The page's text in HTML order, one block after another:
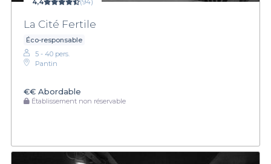
4,4 (94)
La Cité Fertile
Éco-responsable
5 - 40 pers.
Pantin
€€ Abordable
Établissement non réservable